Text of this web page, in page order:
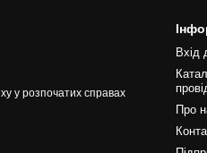
у розпочатих справах
Вхід
Про